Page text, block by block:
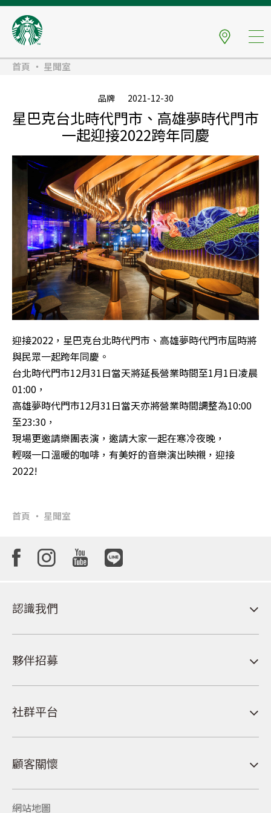
首頁 星聞室
品牌 2021-12-30
星巴克台北時代門市、高雄夢時代門市
一起迎接2022跨年同慶
迎接2022，星巴克台北時代門市、高雄夢時代門市屆時將
與民眾一起跨年同慶。
台北時代門市12月31日當天將延長營業時間至1月1日凌晨
01:00，
高雄夢時代門市12月31日當天亦將營業時間調整為10:00
至23:30，
現場更邀請樂團表演，邀請大家一起在寒冷夜晚，
輕啜一口溫暖的咖啡，有美好的音樂演出映襯，迎接
2022!
首頁 星聞室
認識我們
夥伴招募
社群平台
顧客關懷
網站地圖